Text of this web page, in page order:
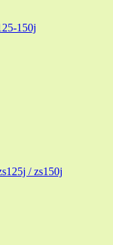
150j
/ zs150j